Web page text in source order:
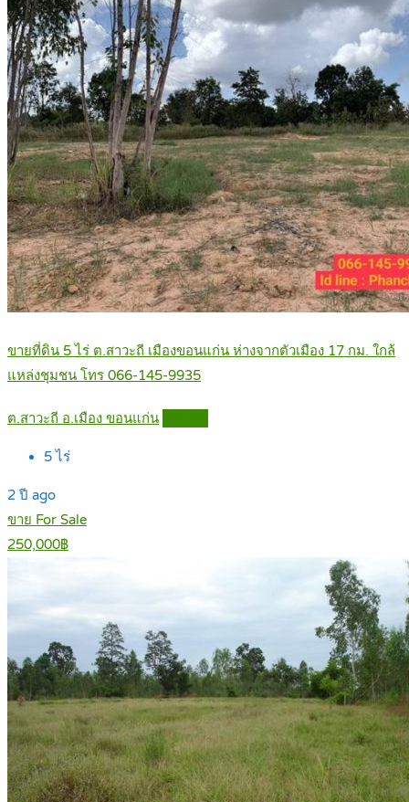
ขายที่ดิน 5 ไร่ ต.สาวะถี เมืองขอนแก่น ห่างจากตัวเมือง 17 กม. ใกล้
แหล่งชุมชน โทร 066-145-9935
ต.สาวะถี อ.เมือง ขอนแก่น
5ไร่
2 ปี ago
ขาย For Sale
250,000฿